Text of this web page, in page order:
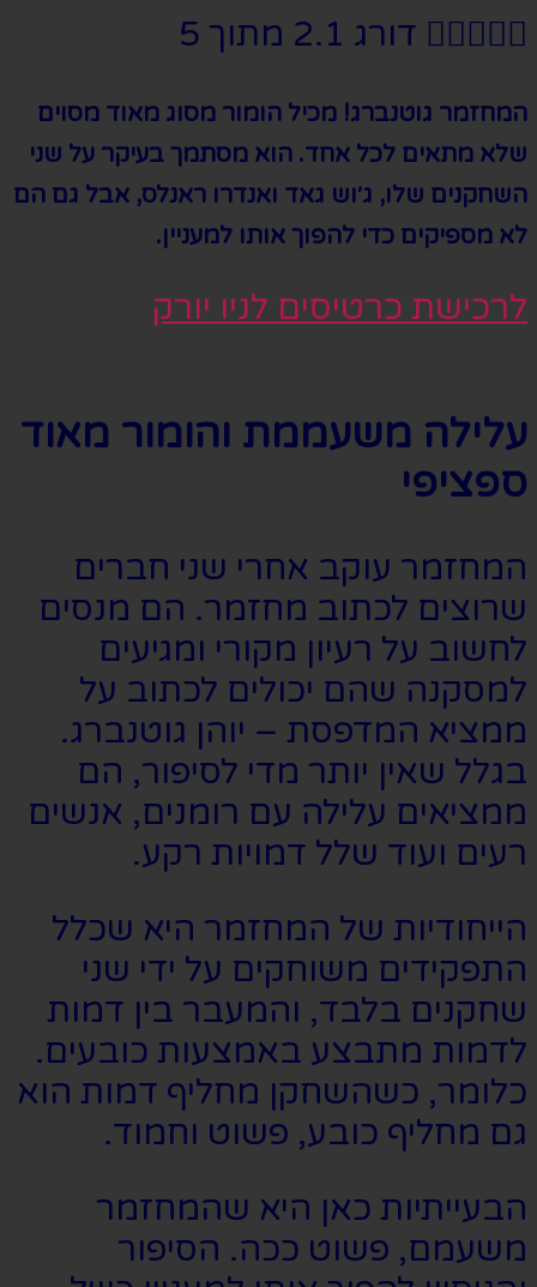
 דורג 2.1 מתוך 5
המחזמר גוטנברג! מכיל הומור מסוג מאוד מסוים
שלא מתאים לכל אחד. הוא מסתמך בעיקר על שני
השחקנים שלו, ג׳וש גאד ואנדרו ראנלס, אבל גם הם
לא מספיקים כדי להפוך אותו למעניין.
לרכישת כרטיסים לניו יורק
עלילה משעממת והומור מאוד
ספציפי
המחזמר עוקב אחרי שני חברים
שרוצים לכתוב מחזמר. הם מנסים
לחשוב על רעיון מקורי ומגיעים
למסקנה שהם יכולים לכתוב על
ממציא המדפסת – יוהן גוטנברג.
בגלל שאין יותר מדי לסיפור, הם
ממציאים עלילה עם רומנים, אנשים
רעים ועוד שלל דמויות רקע.
הייחודיות של המחזמר היא שכלל
התפקידים משוחקים על ידי שני
שחקנים בלבד, והמעבר בין דמות
לדמות מתבצע באמצעות כובעים.
כלומר, כשהשחקן מחליף דמות הוא
גם מחליף כובע, פשוט וחמוד.
הבעייתיות כאן היא שהמחזמר
משעמם, פשוט ככה. הסיפור